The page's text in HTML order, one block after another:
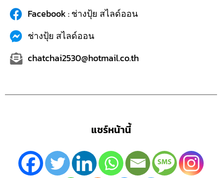
Facebook : ช่างปุ้ย สไลด์ออน
ช่างปุ้ย สไลด์ออน
chatchai2530@hotmail.co.th
แชร์หน้านี้